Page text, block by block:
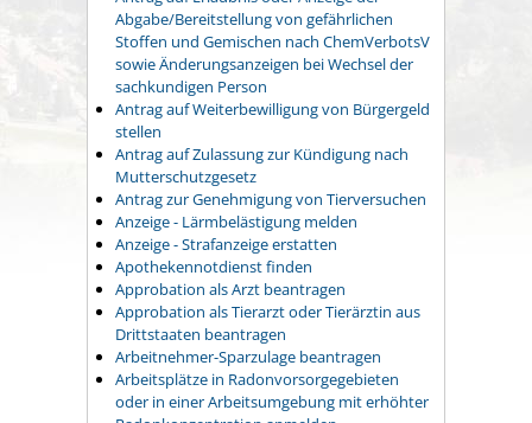
Abgabe/Bereitstellung von gefährlichen
Stoffen und Gemischen nach ChemVerbotsV
sowie Änderungsanzeigen bei Wechsel der
sachkundigen Person
Antrag auf Weiterbewilligung von Bürgergeld
stellen
Antrag auf Zulassung zur Kündigung nach
Mutterschutzgesetz
Antrag zur Genehmigung von Tierversuchen
Anzeige - Lärmbelästigung melden
Anzeige - Strafanzeige erstatten
Apothekennotdienst finden
Approbation als Arzt beantragen
Approbation als Tierarzt oder Tierärztin aus
Drittstaaten beantragen
Arbeitnehmer-Sparzulage beantragen
Arbeitsplätze in Radonvorsorgegebieten
oder in einer Arbeitsumgebung mit erhöhter